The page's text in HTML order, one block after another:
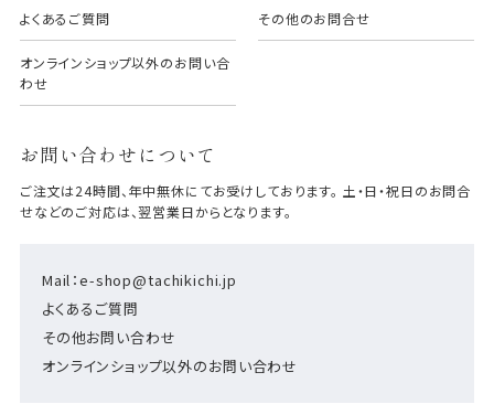
よくあるご質問 その他のお問合せ
オンラインショップ以外のお問い合
わせ
お問い合わせについて
Mail：e-shop@tachikichi.jp
よくあるご質問
その他お問い合わせ
オンラインショップ以外のお問い合わせ
ご注文は24時間、年中無休にてお受けしております。 土・日・祝日のお問合
せなどのご対応は、翌営業日からとなります。